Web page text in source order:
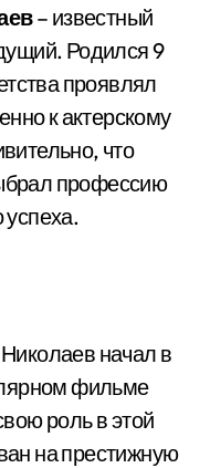
– известный
Родился 9
проявлял
к актерскому
что
профессию
успеха.
начал в
фильме
роль в этой
на престижную